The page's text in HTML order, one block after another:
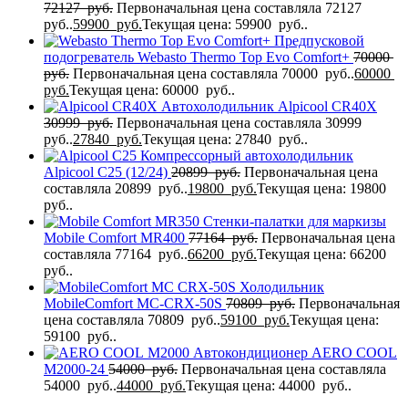
72127руб. Первоначальная цена составляла 72127
руб..59900 руб.Текущая цена: 59900 руб..
Предпусковой
подогреватель Webasto Thermo Top Evo Comfort+ 70000
руб. Первоначальная цена составляла 70000 руб..60000
руб.Текущая цена: 60000 руб..
Автохолодильник Alpicool CR40X
30999руб. Первоначальная цена составляла 30999
руб..27840 руб.Текущая цена: 27840 руб..
Компрессорный автохолодильник
Alpicool C25 (12/24) 20899руб. Первоначальная цена
составляла 20899 руб..19800 руб.Текущая цена: 19800
руб..
Стенки-палатки для маркизы
Mobile Comfort MR400 77164руб. Первоначальная цена
составляла 77164 руб..66200 руб.Текущая цена: 66200
руб..
Холодильник
MobileComfort MC-CRX-50S 70809руб. Первоначальная
цена составляла 70809 руб..59100 руб.Текущая цена:
59100 руб..
Автокондиционер AERO COOL
M2000-24 54000руб. Первоначальная цена составляла
54000 руб..44000 руб.Текущая цена: 44000 руб..